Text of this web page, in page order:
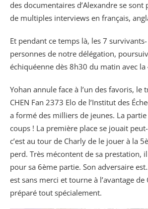
des documentaires d’Alexandre se sont
de multiples interviews en français,
Et pendant ce temps là, les 7
personnes de notre délégation,
échiquéenne dès 8h30 du matin avec
Yohan annule face à l’un des favoris, le
CHEN Fan 2373 Elo de l’Institut des
a formé des milliers de jeunes. La
coups ! La première place se jouait
c’est au tour de Charly de le jouer à la
perd. Très mécontent de sa prestation,
pour sa 6ème partie. Son adversaire
est sans merci et tourne à l’avantage de
préparé tout spécialement.